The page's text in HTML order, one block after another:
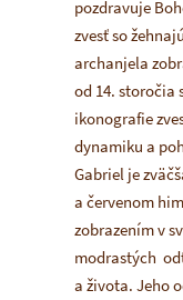
pozdravuje
zvesť so
archanjela
od 14. storočia
ikonografie
dynamiku a
Gabriel je
a červenom
zobrazením v
modrastých
a života. Jeho